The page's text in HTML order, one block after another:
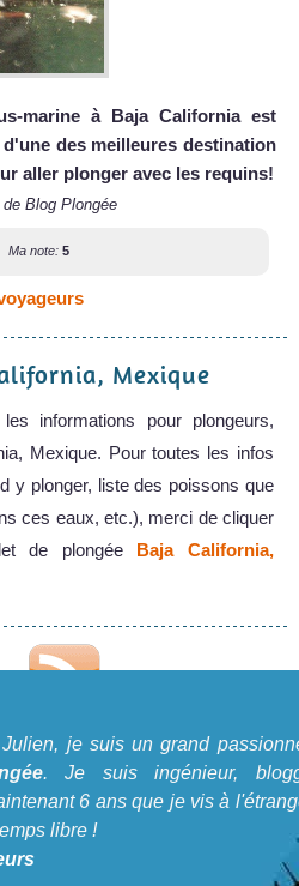
Explorer est un bateau de cr
sur le Bateau de Croisière Plongée
(Mise à jour 2018) Le bateau ne
sur le Bateau de Croisière Plongée
marine à Baja California est
des meilleures destination
aller plonger avec les requins!
Blog Plongée
Ma note: 5
Mexique
informations pour plongeurs,
Mexique. Pour toutes les infos
y plonger, liste des poissons que
ces eaux, etc.), merci de cliquer
de plongée Baja California,
Plongée
un grand passionné deVoyages
bloggeur, globetrotter. Cela
je suis un grand
. Je suis ingénieur,
6 ans que je vis à
libre !